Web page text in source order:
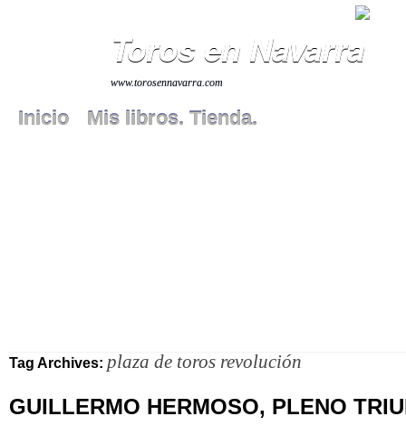
Toros en Navarra
www.torosennavarra.com
Inicio Mis libros. Tienda.
Tag Archives: plaza de toros revolución
GUILLERMO HERMOSO, PLENO